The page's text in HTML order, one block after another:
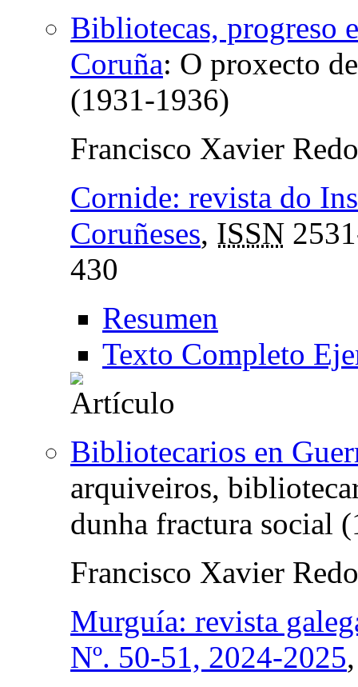
Bibliotecas, progreso
Coruña: O proxecto
(1931-1936)
Francisco Xavier
Cornide: revista do
Coruñeses, ISSN
430
Resumen
Texto Completo
Bibliotecarios en
arquiveiros,
dunha fractura social
Francisco Xavier
Murguía: revista
Nº. 50-51, 2024-2025